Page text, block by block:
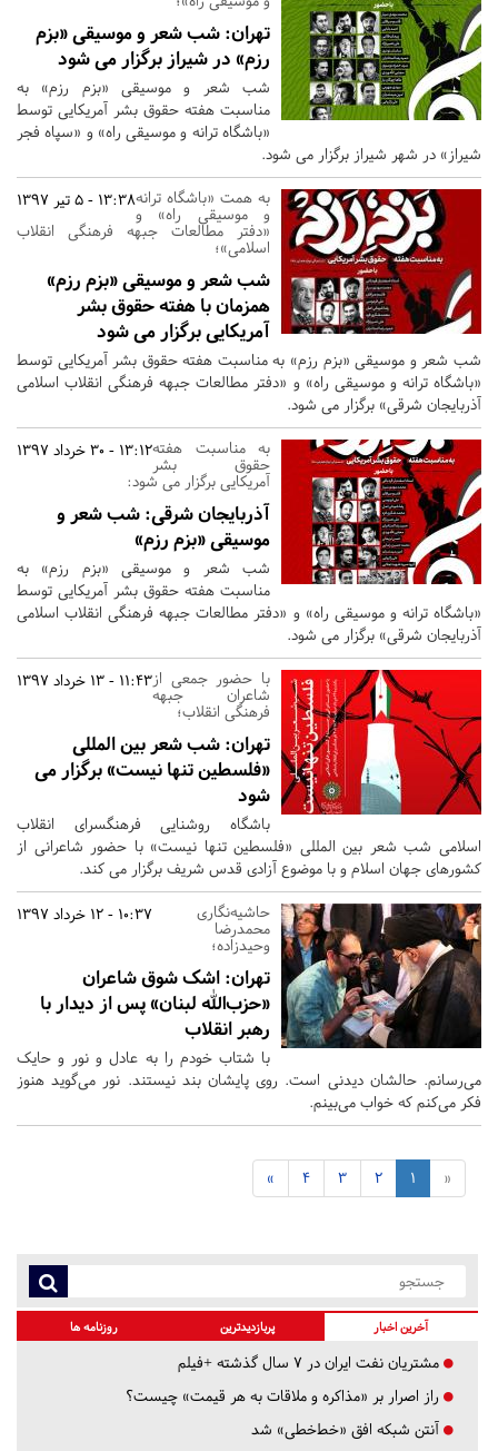
تهران: شب شعر و موسیقی «بزم
رزم» در شیراز برگزار می شود
شب شعر و موسیقی «بزم رزم» به
مناسبت هفته حقوق بشر آمریکایی توسط
«باشگاه ترانه و موسیقی راه» و «سپاه فجر
شیراز» در شهر شیراز برگزار می شود.
13:38 - 5 تیر 1397به همت «باشگاه ترانه
و موسیقی راه» و
«دفتر مطالعات جبهه فرهنگی انقلاب
اسلامی»؛
شب شعر و موسیقی «بزم رزم»
همزمان با هفته حقوق بشر
آمریکایی برگزار می شود
شب شعر و موسیقی «بزم رزم» به مناسبت هفته حقوق بشر آمریکایی توسط
«باشگاه ترانه و موسیقی راه» و «دفتر مطالعات جبهه فرهنگی انقلاب اسلامی
آذربایجان شرقی» برگزار می شود.
13:12 - 30 خرداد 1397به مناسبت هفته
حقوق بشر
آمریکایی برگزار می شود:
آذربایجان شرقی: شب شعر و
موسیقی «بزم رزم»
شب شعر و موسیقی «بزم رزم» به
مناسبت هفته حقوق بشر آمریکایی توسط
«باشگاه ترانه و موسیقی راه» و «دفتر مطالعات جبهه فرهنگی انقلاب اسلامی
آذربایجان شرقی» برگزار می شود.
11:43 - 13 خرداد 1397با حضور جمعی از
شاعران جبهه
فرهنگی انقلاب؛
تهران: شب شعر بین المللی
«فلسطین تنها نیست» برگزار می
شود
باشگاه روشنایی فرهنگسرای انقلاب
اسلامی شب شعر بین المللی «فلسطین تنها نیست» با حضور شاعرانی از
کشورهای جهان اسلام و با موضوع آزادی قدس شریف برگزار می کند.
10:37 - 12 خرداد 1397 حاشیه‌نگاری
محمدرضا
وحیدزاده؛
تهران: اشک شوق شاعران
«حزب‌الله لبنان» پس از دیدار با
رهبر انقلاب
با شتاب خودم را به عادل و نور و حایک
می‌رسانم. حالشان دیدنی است. روی پایشان بند نیستند. نور می‌گوید هنوز
فکر می‌کنم که خواب می‌بینم.
«
1
2
3
4
»
آخرین اخبار پربازدیدترین روزنامه ها
مشتریان نفت ایران در ۷ سال گذشته +فیلم
راز اصرار بر «مذاکره و ملاقات به هر قیمت» چیست؟
آنتن شبکه افق «خط‌خطی» شد